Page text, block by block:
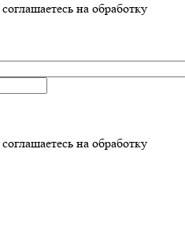
на обработку
на обработку